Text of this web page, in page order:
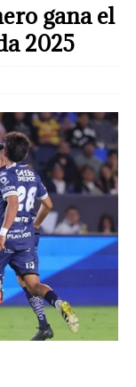
gana el
2025